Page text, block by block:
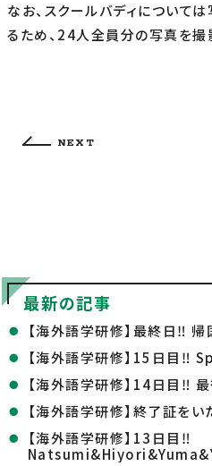
なお、スクールバディについて
るため、24人全員分の写真を撮
NEXT
最新の記事
【海外語学研修】最終日‼ 帰
【海外語学研修】15日目‼
【海外語学研修】14日目‼
【海外語学研修】終了証をい
【海外語学研修】13日目‼